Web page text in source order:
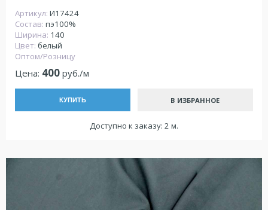
Артикул: И17424
Состав: пэ100%
Ширина: 140
Цвет: белый
Оптом/Розницу
Цена: 400 руб./м
КУПИТЬ В ИЗБРАННОЕ
Доступно к заказу: 2 м.